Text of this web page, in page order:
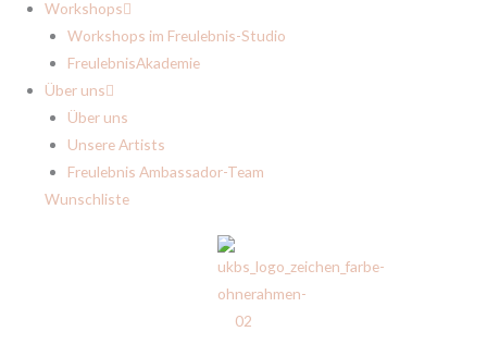
Workshops
Workshops im Freulebnis-Studio
FreulebnisAkademie
Über uns
Über uns
Unsere Artists
Freulebnis Ambassador-Team
Wunschliste